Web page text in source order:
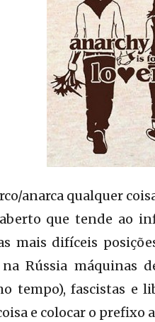
anarca qualquer
que tende ao
mais difíceis
Rússia máquinas
tempo), fascistas e
e colocar o prefixo